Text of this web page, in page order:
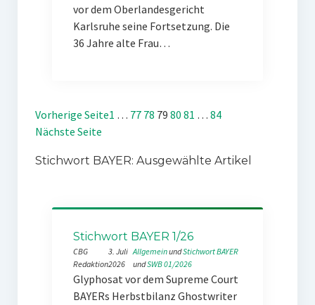
vor dem Oberlandesgericht
Karlsruhe seine Fortsetzung. Die
36 Jahre alte Frau…
Vorherige Seite1 … 77 78 79 80 81 … 84
Nächste Seite
Stichwort BAYER: Ausgewählte Artikel
Stichwort BAYER 1/26
CBG
Redaktion
3. Juli
2026
Allgemein und Stichwort BAYER
und SWB 01/2026
Glyphosat vor dem Supreme Court
BAYERs Herbstbilanz Ghostwriter